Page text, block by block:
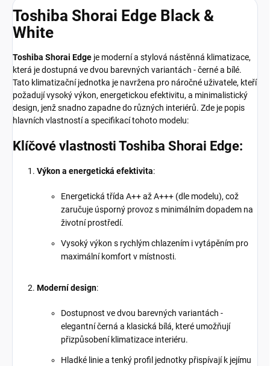
Toshiba Shorai Edge Black &
White
Toshiba Shorai Edge je moderní a stylová nástěnná klimatizace,
která je dostupná ve dvou barevných variantách - černé a bílé.
Tato klimatizační jednotka je navržena pro náročné uživatele, kteří
požadují vysoký výkon, energetickou efektivitu, a minimalistický
design, jenž snadno zapadne do různých interiérů. Zde je popis
hlavních vlastností a specifikací tohoto modelu:
Klíčové vlastnosti Toshiba Shorai Edge:
Výkon a energetická efektivita:
Energetická třída A++ až A+++ (dle modelu), což
zaručuje úsporný provoz s minimálním dopadem na
životní prostředí.
Vysoký výkon s rychlým chlazením i vytápěním pro
maximální komfort v místnosti.
Moderní design:
Dostupnost ve dvou barevných variantách -
elegantní černá a klasická bílá, které umožňují
přizpůsobení klimatizace interiéru.
Hladké linie a tenký profil jednotky přispívají k jejímu